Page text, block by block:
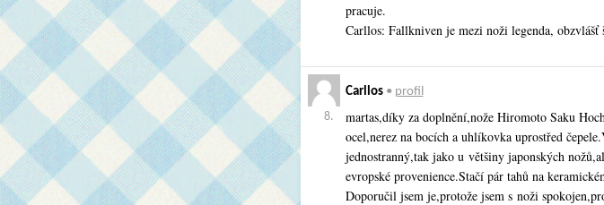
pracuje.
Carllos: Fallkniven je mezi noži legenda, obzvlášť
8.
Carllos• profil
martas,díky za doplnění,nože Hiromoto Saku
ocel,nerez na bocích a uhlíkovka uprostřed
jednostranný,tak jako u většiny japonských
evropské provenience.Stačí pár tahů na
Doporučil jsem je,protože jsem s noži